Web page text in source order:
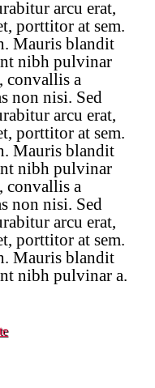
arcu erat,
porttitor at sem.
Mauris blandit
nibh pulvinar
convallis a
non nisi. Sed
arcu erat,
porttitor at sem.
Mauris blandit
nibh pulvinar
convallis a
non nisi. Sed
arcu erat,
porttitor at sem.
Mauris blandit
nibh pulvinar a.